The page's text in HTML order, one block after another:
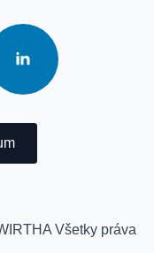
Všetky práva